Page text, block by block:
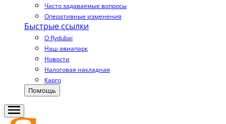
Часто задаваемые вопросы
Оперативные изменения
Быстрые ссылки
О flydubai
Наш авиапарк
Новости
Налоговая накладная
Карго
Помощь